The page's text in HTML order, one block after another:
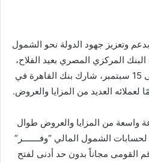
بدعم وتعزيز جهود الدولة نحو الشمول
البنك المركزي المصري بعيد الفلاح،
والذي أقيم في الفترة من 1 إلى 15 سبتمبر، شارك بنك القاهرة في
العديد من المزايا والعروض.
واسعة من المزايا والعروض طوال
الشمول المالي “وفـــــــر”
القومى مجاناً بدون حد أدنى لفتح